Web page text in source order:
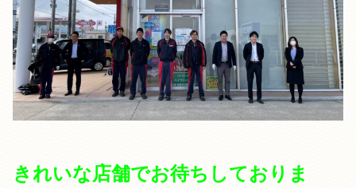
きれいな店舗でお待ちしておりま